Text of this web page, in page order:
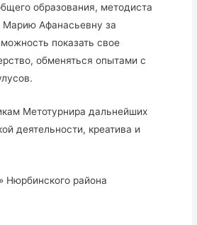
образования, методиста
Афанасьевну за
показать свое
обменяться опытами с
Метотурнира дальнейших
деятельности, креатива и
Нюрбинского района